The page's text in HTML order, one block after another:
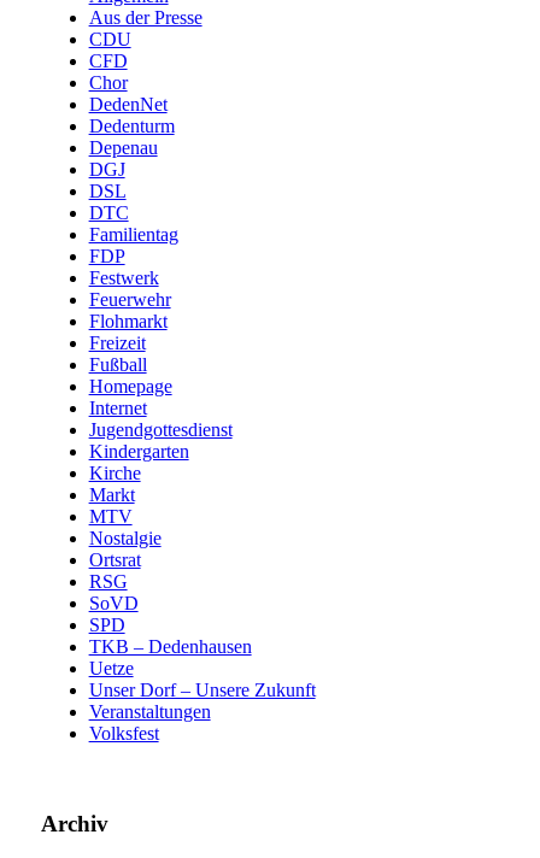
Aus der Presse
CDU
CFD
Chor
DedenNet
Dedenturm
Depenau
DGJ
DSL
DTC
Familientag
FDP
Festwerk
Feuerwehr
Flohmarkt
Freizeit
Fußball
Homepage
Internet
Jugendgottesdienst
Kindergarten
Kirche
Markt
MTV
Nostalgie
Ortsrat
RSG
SoVD
SPD
TKB – Dedenhausen
Uetze
Unser Dorf – Unsere Zukunft
Veranstaltungen
Volksfest
Archiv